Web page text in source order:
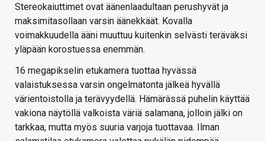
Stereokaiuttimet ovat äänenlaadultaan perushyvät ja
maksimitasollaan varsin äänekkäät. Kovalla
voimakkuudella ääni muuttuu kuitenkin selvästi teräväksi
yläpään korostuessa enemmän.
16 megapikselin etukamera tuottaa hyvässä
valaistuksessa varsin ongelmatonta jälkeä hyvällä
värientoistolla ja terävyydellä. Hämärässä puhelin käyttää
vakiona näytöllä valkoista väriä salamana, jolloin jälki on
tarkkaa, mutta myös suuria varjoja tuottavaa. Ilman